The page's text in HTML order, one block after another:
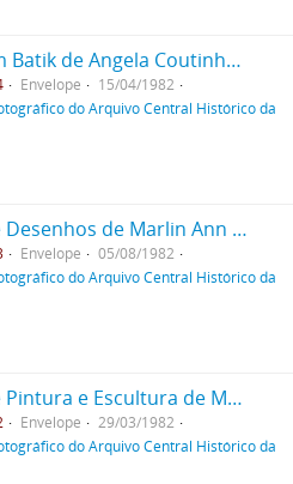
Exposição em Batik de Angela Coutinho Robert
Envelope
15/04/1982
do Arquivo Central Histórico da
Exposição de Desenhos de Marlin Ann Currie
Envelope
05/08/1982
do Arquivo Central Histórico da
Exposição de Pintura e Escultura de Maria Auxiliadora Neves
Envelope
29/03/1982
do Arquivo Central Histórico da